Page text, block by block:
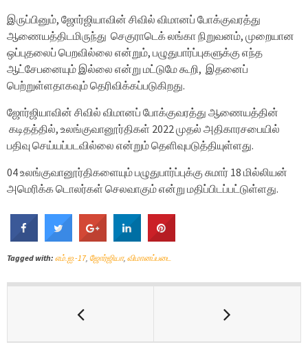
இருப்பினும், ஜோர்ஜியாவின் சிவில் விமானப் போக்குவரத்து
ஆணையத்திடமிருந்து செகுராடெக் லங்கா நிறுவனம், முறையான
ஒப்புதலைப் பெறவில்லை என்றும், பழுதுபார்ப்புகளுக்கு எந்த
ஆட்சேபனையும் இல்லை என்று மட்டுமே கூறி, இதனைப்
பெற்றுள்ளதாகவும் தெரிவிக்கப்படுகிறது.
ஜோர்ஜியாவின் சிவில் விமானப் போக்குவரத்து ஆணையத்தின்
கடிதத்தில், உலங்குவானூர்திகள் 2022 முதல் அதிகாரசபையில்
பதிவு செய்யப்படவில்லை என்றும் தெளிவுபடுத்தியுள்ளது.
04 உலங்குவானூர்திகளையும் பழுதுபார்ப்புக்கு சுமார் 18 மில்லியன்
அமெரிக்க டொலர்கள் செலவாகும் என்று மதிப்பிடப்பட்டுள்ளது.
Tagged with: எம்.ஐ.-17, ஜோர்ஜியா, விமானப்படை